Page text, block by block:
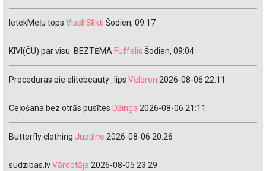
IetekMeļu tops VissIrSlikti Šodien, 09:17
KIVI(ČU) par visu. BEZTĒMA Fuffelis Šodien, 09:04
Procedūras pie elitebeauty_lips Veloron 2026-08-06 22:11
Ceļošana bez otrās pusītes Džinga 2026-08-06 21:11
Butterfly clothing Justiine 2026-08-06 20:26
sudzibas.lvVārdotāja 2026-08-05 23:29